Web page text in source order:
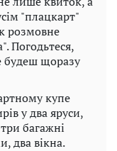
"плацкарт"
розмовне
Погодьтеся,
будеш щоразу
купе
у два яруси,
багажні
два вікна.